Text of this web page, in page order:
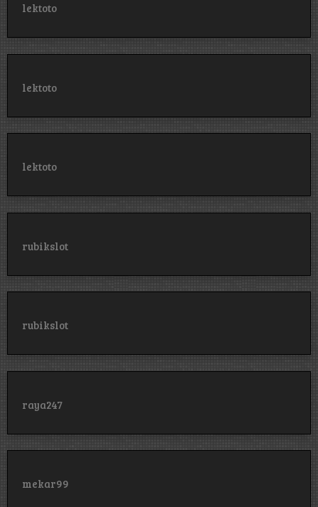
lektoto
lektoto
lektoto
rubikslot
rubikslot
raya247
mekar99